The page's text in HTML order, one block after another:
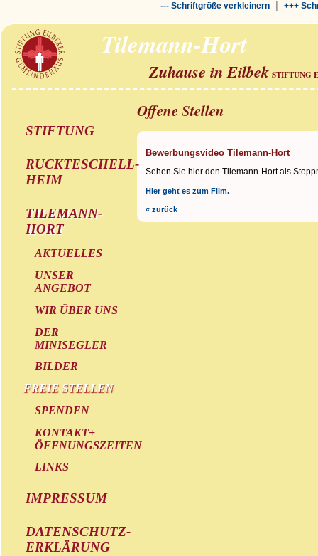
--- Schriftgröße verkleinern| +++
Tilemann-Hort
Zuhause in Eilbek STIFTUNG
STIFTUNG
RUCKTESCHELL-
HEIM
TILEMANN-
HORT
AKTUELLES
UNSER
ANGEBOT
WIR ÜBER UNS
DER
MINISEGLER
BILDER
FREIE STELLEN
SPENDEN
KONTAKT+
ÖFFNUNGSZEITEN
LINKS
IMPRESSUM
DATENSCHUTZ-
ERKLÄRUNG
Offene Stellen
Bewerbungsvideo Tilemann-Hort
Sehen Sie hier den Tilemann-Hort als
Hier geht es zum Film.
« zurück